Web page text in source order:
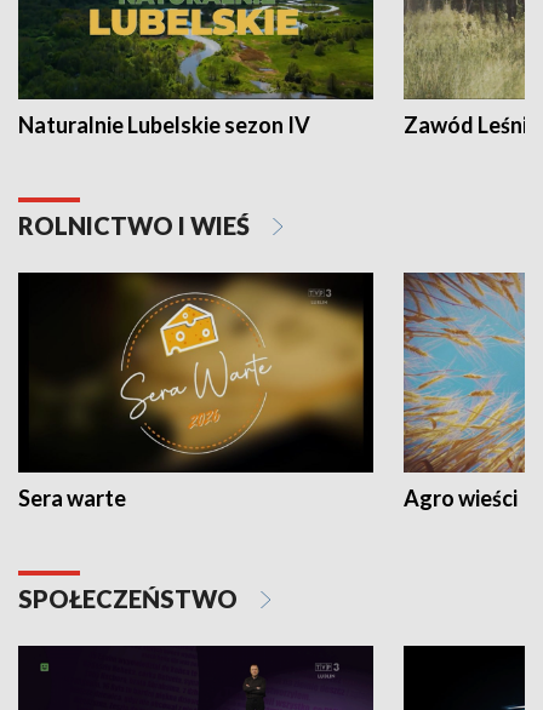
Naturalnie Lubelskie sezon IV Zawód Leśnik
ROLNICTWO I WIEŚ
Sera warte Agro wieści
SPOŁECZEŃSTWO